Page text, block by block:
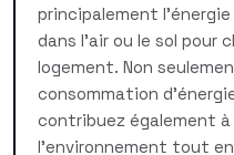
principalement
dans l'air ou le sol pour
logement. Non
consommation
contribuez également
l'environnement tout